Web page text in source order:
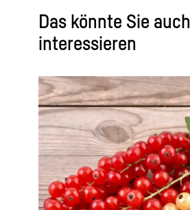
Das könnte Sie auch
interessieren